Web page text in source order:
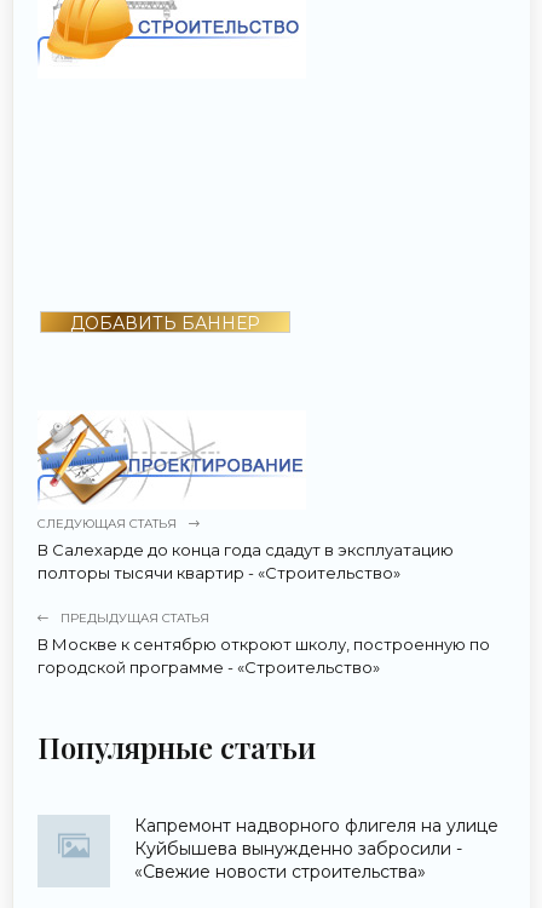
ДОБАВИТЬ БАННЕР
СЛЕДУЮЩАЯ СТАТЬЯ
В Салехарде до конца года сдадут в эксплуатацию
полторы тысячи квартир - «Строительство»
ПРЕДЫДУЩАЯ СТАТЬЯ
В Москве к сентябрю откроют школу, построенную по
городской программе - «Строительство»
Популярные статьи
Капремонт надворного флигеля на улице
Куйбышева вынужденно забросили -
«Свежие новости строительства»